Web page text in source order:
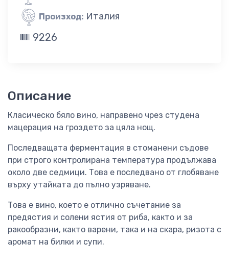
Произход: Италия
9226
Описание
Класическо бяло вино, направено чрез студена
мацерация на гроздето за цяла нощ.
Последващата ферментация в стоманени съдове
при строго контролирана температура продължава
около две седмици. Това е последвано от глобяване
върху утайката до пълно узряване.
Това е вино, което е отлично съчетание за
предястия и солени ястия от риба, както и за
ракообразни, както варени, така и на скара, ризота с
аромат на билки и супи.